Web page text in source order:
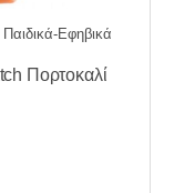
Εφηβικά
Πορτοκαλί